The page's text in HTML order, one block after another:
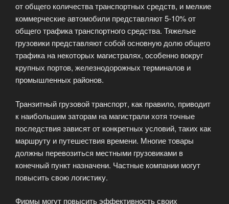
от общего количества транспортных средств, и мелкие
коммерческие автомобили представляют 5-10% от
общего трафика транспортного средства. Тяжелые
грузовики представляют собой основную долю общего
трафика на некоторых магистралях, особенно вокруг
крупных портов, железнодорожных терминалов и
промышленных районов.
Транзитный грузовой транспорт, как правило, приводит
к наибольшим заторам на магистрали хотя точные
последствия зависят от конкретных условий, таких как
маршруту и путешествия времени. Многие товары
должны перевозиться местными грузовиками в
конечный пункт назначени. Частные компании могут
повысить свою логистику.
Фирмы могут повысить эффективность своих